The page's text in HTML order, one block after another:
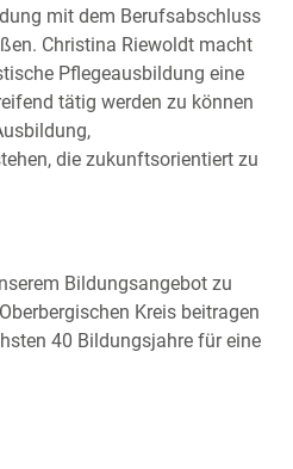
mit dem Berufsabschluss
Christina Riewoldt macht
Pflegeausbildung eine
tätig werden zu können
die zukunftsorientiert zu
Bildungsangebot zu
Kreis beitragen
40 Bildungsjahre für eine